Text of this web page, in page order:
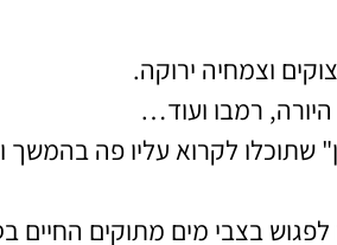
וצמחיה ירוקה.
רמבו ועוד…
שתוכלו לקרוא עליו פה בהמשך
לפגוש בצבי מים מתוקים החיים